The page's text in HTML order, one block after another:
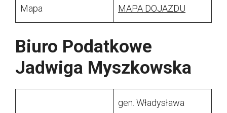
Mapa MAPA DOJAZDU
Biuro Podatkowe
Jadwiga Myszkowska
gen. Władysława